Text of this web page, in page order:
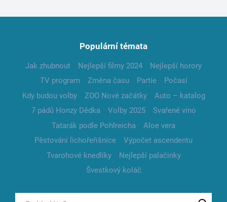
Populární témata
Jak zhubnout Nejlepší filmy 2024
Nejlepší horory
TV program
Změna času Partie
Počasí
Kdy budou volby
ZOO Nové začátky
Auto – katalog
7 pádů Honzy Dědka
Volby 2025
Svařené víno
Tatarák podle Pohlreicha
Aloe vera
Pěstování lichořeřišnice
Výpočet ascendentu
Tvarohové knedlíky
Nejlepší palačinky
Švestkový koláč